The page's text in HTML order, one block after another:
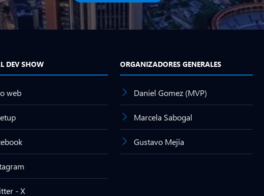
DEV SHOW
web
- X
ORGANIZADORES GENERALES
Daniel Gomez (MVP)
Marcela Sabogal
Gustavo Mejía